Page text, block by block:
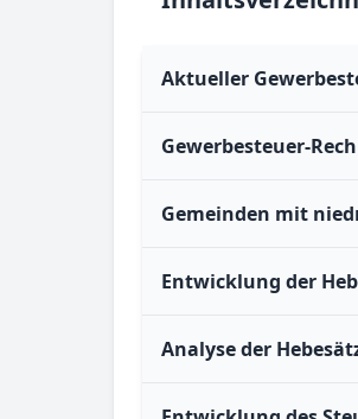
Aktueller
Gewerbesteuer-
Gemeinden mit
Entwicklung der
Analyse der